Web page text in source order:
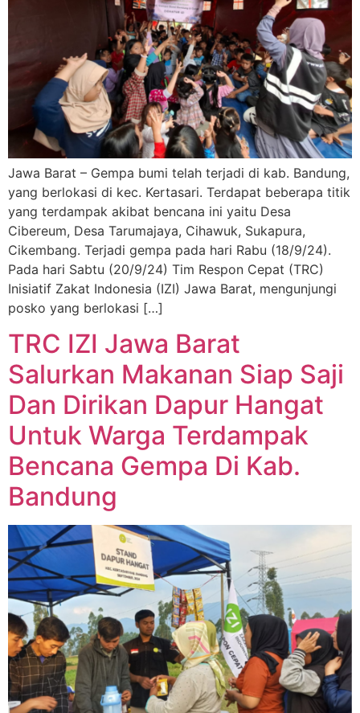
Jawa Barat – Gempa bumi telah terjadi di kab. Bandung,
yang berlokasi di kec. Kertasari. Terdapat beberapa titik
yang terdampak akibat bencana ini yaitu Desa
Cibereum, Desa Tarumajaya, Cihawuk, Sukapura,
Cikembang. Terjadi gempa pada hari Rabu (18/9/24).
Pada hari Sabtu (20/9/24) Tim Respon Cepat (TRC)
Inisiatif Zakat Indonesia (IZI) Jawa Barat, mengunjungi
posko yang berlokasi […]
TRC IZI Jawa Barat
Salurkan Makanan Siap Saji
Dan Dirikan Dapur Hangat
Untuk Warga Terdampak
Bencana Gempa Di Kab.
Bandung